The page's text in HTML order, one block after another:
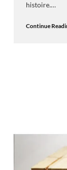
histoire.…
Continue